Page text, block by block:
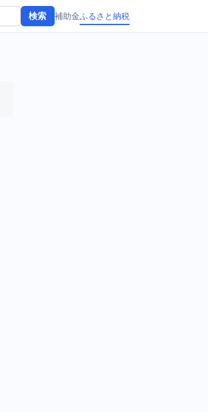
検索 補助金ふるさと納税